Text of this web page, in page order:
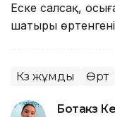
Еске салсақ,
шатыры өртенгені
Көз жұмды Өрт
Ботакөз